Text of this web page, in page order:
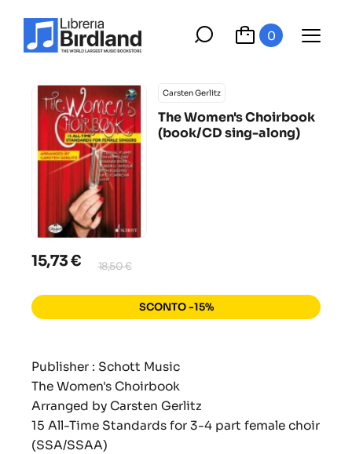
0
Carsten Gerlitz
The Women's Choirbook
(book/CD sing-along)
15,73 € 18,50 €
SCONTO -15%
Publisher : Schott Music
The Women's Choirbook
Arranged by Carsten Gerlitz
15 All-Time Standards for 3-4 part female choir
(SSA/SSAA)